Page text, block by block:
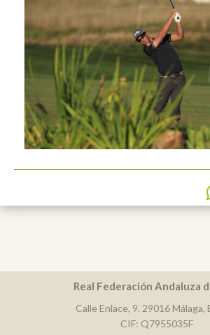
Real Federación Andaluza
Calle Enlace, 9. 29016 Málaga,
CIF: Q7955035F